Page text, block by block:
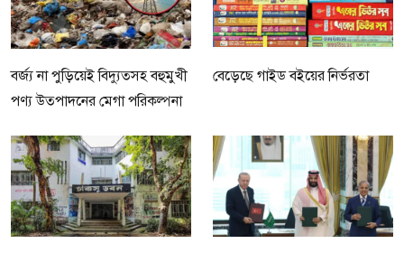
বর্জ্য না পুড়িয়েই বিদ্যুত্সহ বহুমুখী
পণ্য উত্পাদনের মেগা পরিকল্পনা
বেড়েছে গাইড বইয়ের নির্ভরতা